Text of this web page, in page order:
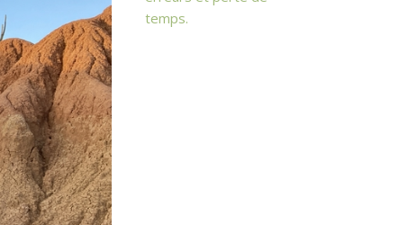
temps.